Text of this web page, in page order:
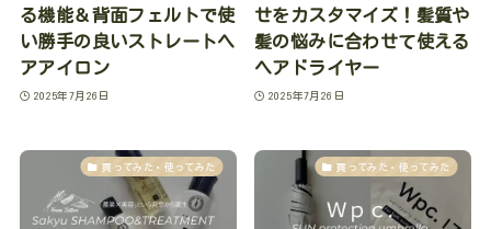
る機能＆背面フェルトで使
い勝手の良いストレートヘ
アアイロン
2025年7月26日
せをカスタマイズ！髪質や
髪の悩みに合わせて使える
ヘアドライヤー
2025年7月26日
買ってみた・使ってみた 買ってみた・使ってみた